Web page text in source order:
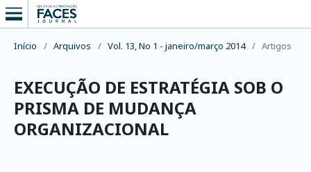
Início / Arquivos / Vol. 13, No 1 - janeiro/março 2014 / Artigos
EXECUÇÃO DE ESTRATÉGIA SOB O
PRISMA DE MUDANÇA
ORGANIZACIONAL